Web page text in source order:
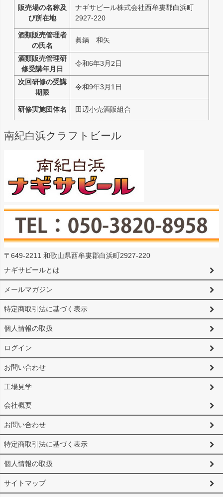
販売場の名称及
び所在地
ナギサビール株式会社西牟婁郡白浜町
2927-220
酒類販売管理者
の氏名
眞鍋 和矢
酒類販売管理研
修受講年月日
令和6年3月2日
次回研修の受講
期限
令和9年3月1日
研修実施団体名 田辺小売酒販組合
南紀白浜クラフトビール
〒649-2211 和歌山県西牟婁郡白浜町2927-220
ナギサビールとは
メールマガジン
特定商取引法に基づく表示
個人情報の取扱
ログイン
お問い合わせ
工場見学
会社概要
お問い合わせ
特定商取引法に基づく表示
個人情報の取扱
サイトマップ